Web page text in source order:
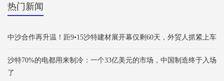
热门新闻
中沙合作再升温！距9•15沙特建材展开幕仅剩60天，外贸人抓紧上车
沙特70%的电都用来制冷：一个33亿美元的市场，中国制造终于入场
了